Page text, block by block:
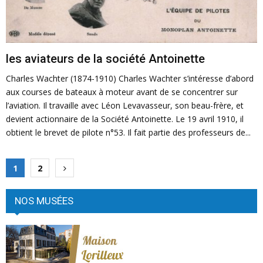
les aviateurs de la société Antoinette
Charles Wachter (1874-1910) Charles Wachter s’intéresse d’abord
aux courses de bateaux à moteur avant de se concentrer sur
l’aviation. Il travaille avec Léon Levavasseur, son beau-frère, et
devient actionnaire de la Société Antoinette. Le 19 avril 1910, il
obtient le brevet de pilote n°53. Il fait partie des professeurs de...
N
a
v
i
g
1 2
NOS MUSÉES